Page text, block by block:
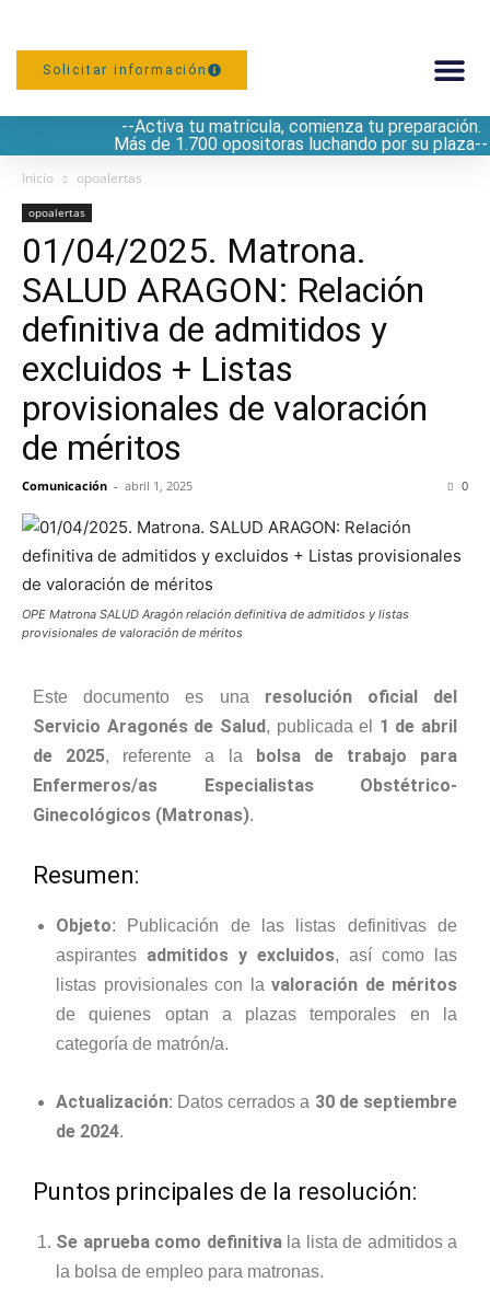
Solicitar información
--Activa tu matrícula, comienza tu preparación.
Más de 1.700 opositoras luchando por su plaza--
Inicio opoalertas
opoalertas
01/04/2025. Matrona.
SALUD ARAGON: Relación
definitiva de admitidos y
excluidos + Listas
provisionales de valoración
de méritos
Comunicación - abril 1, 2025 0
OPE Matrona SALUD Aragón relación definitiva de admitidos y listas
provisionales de valoración de méritos
Este documento es una resolución oficial del
Servicio Aragonés de Salud, publicada el 1 de abril
de 2025, referente a la bolsa de trabajo para
Enfermeros/as Especialistas Obstétrico-
Ginecológicos (Matronas).
Resumen:
Objeto: Publicación de las listas definitivas de
aspirantes admitidos y excluidos, así como las
listas provisionales con la valoración de méritos
de quienes optan a plazas temporales en la
categoría de matrón/a.
Actualización: Datos cerrados a 30 de septiembre
de 2024.
Puntos principales de la resolución:
Se aprueba como definitivala lista de admitidos a
la bolsa de empleo para matronas.